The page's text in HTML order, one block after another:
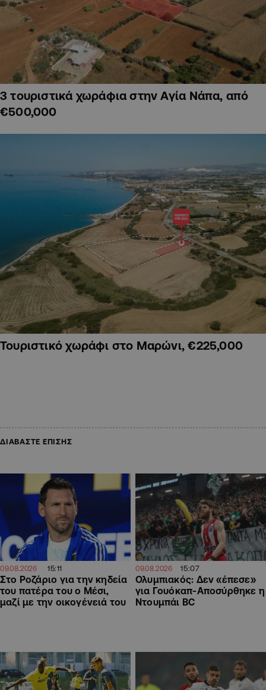
3 τουριστικά χωράφια στην Αγία Νάπα, από
€500,000
Τουριστικό χωράφι στο Μαρώνι, €225,000
ΔΙΑΒΑΣΤΕ ΕΠΙΣΗΣ
09.08.2026 15:11
Στο Ροζάριο για την κηδεία
του πατέρα του ο Μέσι,
μαζί με την οικογένειά του
09.08.2026 15:07
Ολυμπιακός: Δεν «έπεσε»
για Γουόκαπ-Αποσύρθηκε η
Ντουμπάι BC